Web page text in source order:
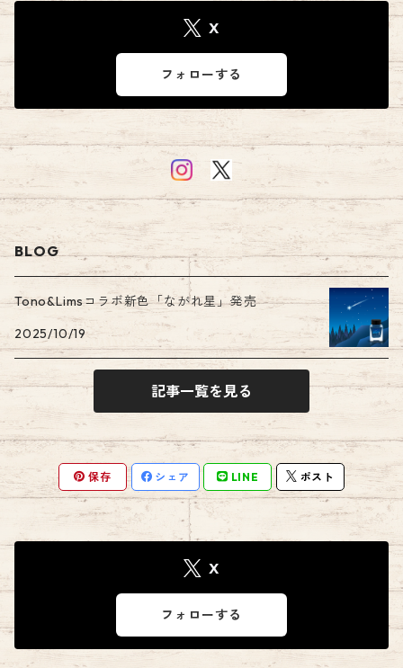
X
フォローする
BLOG
Tono&Limsコラボ新色「ながれ星」発売
2025/10/19
記事一覧を見る
保存 シェア LINE ポスト
X
フォローする